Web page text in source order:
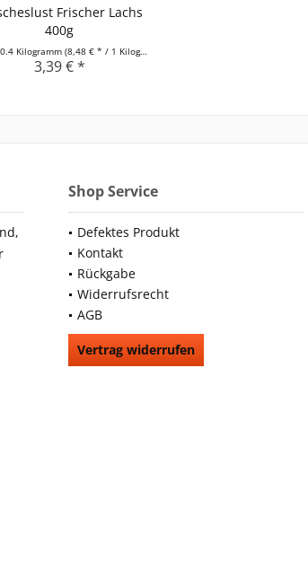
Frischer Lachs
400g
0.4 Kilogramm (8,48 € * / 1 Kilogramm)
3,39 € *
Shop Service
Defektes Produkt
Kontakt
Rückgabe
Widerrufsrecht
AGB
Vertrag widerrufen